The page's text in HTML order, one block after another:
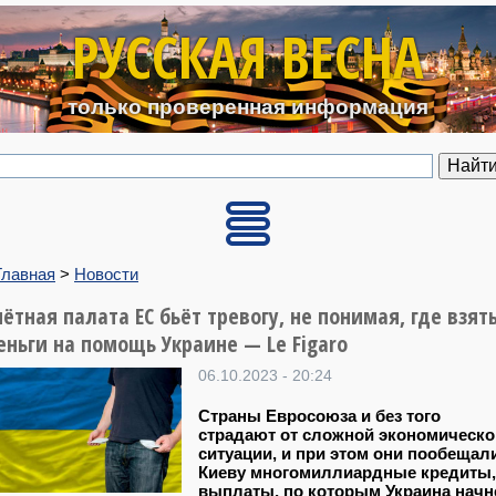
Перейти к основному
РУССКАЯ ВЕСНА
только проверенная информация
> Новости
палата ЕС бьёт тревогу, не понимая, где
на помощь Украине — Le Figaro
06.10.2023 - 20:24
Страны Евросоюза и без того
страдают от сложной
ситуации, и при этом они
Киеву многомиллиардные кредиты,
выплаты, по которым Украина